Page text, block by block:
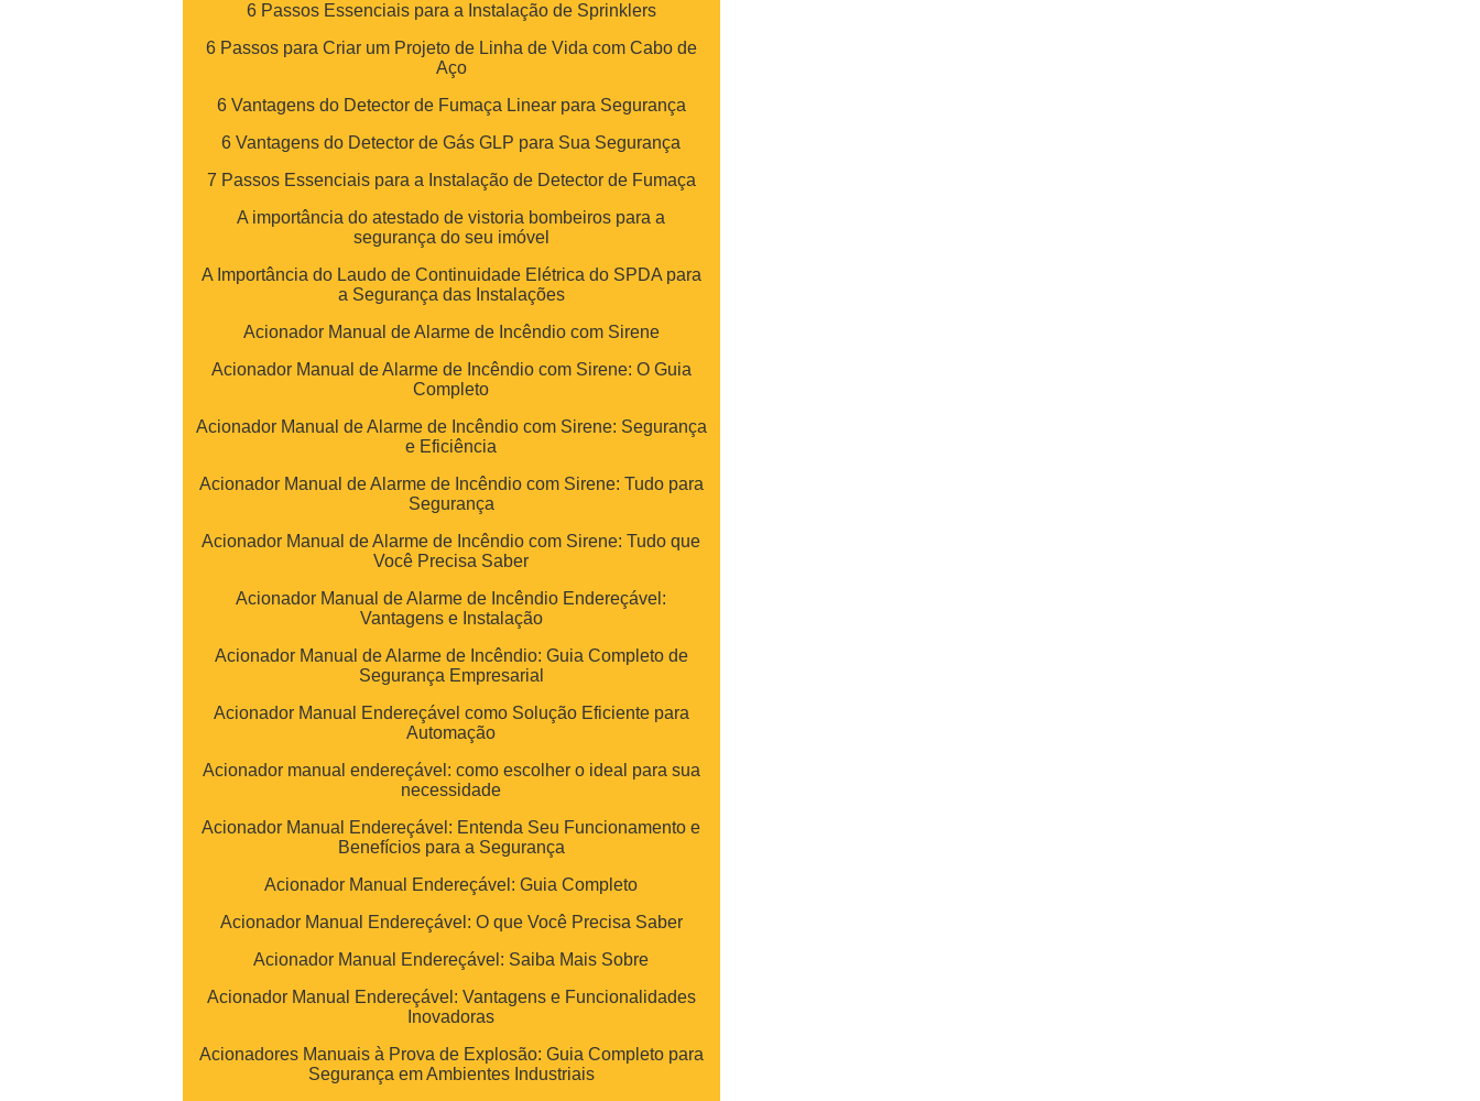
6 Passos Essenciais para a Instalação de Sprinklers
6 Passos para Criar um Projeto de Linha de Vida com Cabo de
Aço
6 Vantagens do Detector de Fumaça Linear para Segurança
6 Vantagens do Detector de Gás GLP para Sua Segurança
7 Passos Essenciais para a Instalação de Detector de Fumaça
A importância do atestado de vistoria bombeiros para a
segurança do seu imóvel
A Importância do Laudo de Continuidade Elétrica do SPDA para
a Segurança das Instalações
Acionador Manual de Alarme de Incêndio com Sirene
Acionador Manual de Alarme de Incêndio com Sirene: O Guia
Completo
Acionador Manual de Alarme de Incêndio com Sirene: Segurança
e Eficiência
Acionador Manual de Alarme de Incêndio com Sirene: Tudo para
Segurança
Acionador Manual de Alarme de Incêndio com Sirene: Tudo que
Você Precisa Saber
Acionador Manual de Alarme de Incêndio Endereçável:
Vantagens e Instalação
Acionador Manual de Alarme de Incêndio: Guia Completo de
Segurança Empresarial
Acionador Manual Endereçável como Solução Eficiente para
Automação
Acionador manual endereçável: como escolher o ideal para sua
necessidade
Acionador Manual Endereçável: Entenda Seu Funcionamento e
Benefícios para a Segurança
Acionador Manual Endereçável: Guia Completo
Acionador Manual Endereçável: O que Você Precisa Saber
Acionador Manual Endereçável: Saiba Mais Sobre
Acionador Manual Endereçável: Vantagens e Funcionalidades
Inovadoras
Acionadores Manuais à Prova de Explosão: Guia Completo para
Segurança em Ambientes Industriais